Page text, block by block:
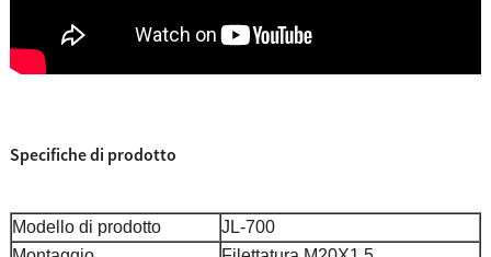
Specifiche di prodotto
Modello di prodotto
JL-700